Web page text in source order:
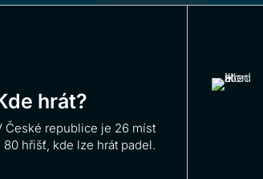
hrát?
České republice je 26 míst
80 hřišť, kde lze hrát padel.